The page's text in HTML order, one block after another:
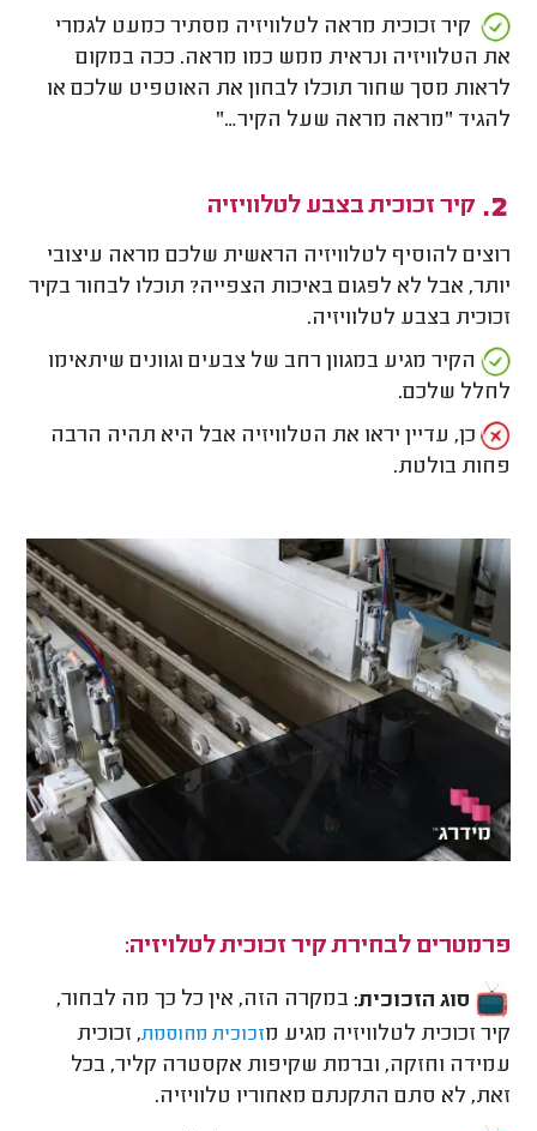
קיר זכוכית מראה לטלוויזיה מסתיר כמעט לגמרי
את הטלוויזיה ונראית ממש כמו מראה. ככה במקום
לראות מסך שחור תוכלו לבחון את האוטפיט שלכם או
להגיד "מראה מראה שעל הקיר…"
קיר זכוכית בצבע לטלוויזיה
רוצים להוסיף לטלוויזיה הראשית שלכם מראה עיצובי
יותר, אבל לא לפגום באיכות הצפייה? תוכלו לבחור בקיר
זכוכית בצבע לטלוויזיה.
הקיר מגיע במגוון רחב של צבעים וגוונים שיתאימו
לחלל שלכם.
כן, עדיין יראו את הטלוויזיה אבל היא תהיה הרבה
פחות בולטת.
פרמטרים לבחירת קיר זכוכית לטלויזיה:
סוג הזכוכית: במקרה הזה, אין כל כך מה לבחור,
קיר זכוכית לטלוויזיה מגיע מזכוכית מחוסמת, זכוכית
עמידה וחזקה, וברמת שקיפות אקסטרה קליר, בכל
זאת, לא סתם התקנתם מאחוריו טלוויזיה.